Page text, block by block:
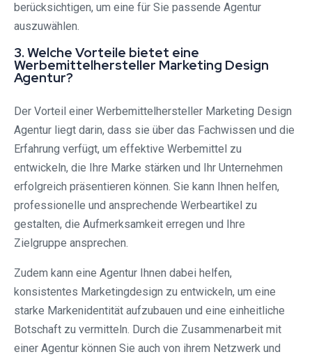
berücksichtigen, um eine für Sie passende Agentur
auszuwählen.
3. Welche Vorteile bietet eine
Werbemittelhersteller Marketing Design
Agentur?
Der Vorteil einer Werbemittelhersteller Marketing Design
Agentur liegt darin, dass sie über das Fachwissen und die
Erfahrung verfügt, um effektive Werbemittel zu
entwickeln, die Ihre Marke stärken und Ihr Unternehmen
erfolgreich präsentieren können. Sie kann Ihnen helfen,
professionelle und ansprechende Werbeartikel zu
gestalten, die Aufmerksamkeit erregen und Ihre
Zielgruppe ansprechen.
Zudem kann eine Agentur Ihnen dabei helfen,
konsistentes Marketingdesign zu entwickeln, um eine
starke Markenidentität aufzubauen und eine einheitliche
Botschaft zu vermitteln. Durch die Zusammenarbeit mit
einer Agentur können Sie auch von ihrem Netzwerk und